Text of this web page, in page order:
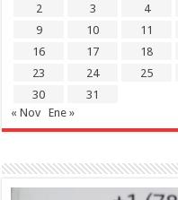
2 3 4
9
10 11
16
17 18
23
24 25
30
31
« Nov
Ene »